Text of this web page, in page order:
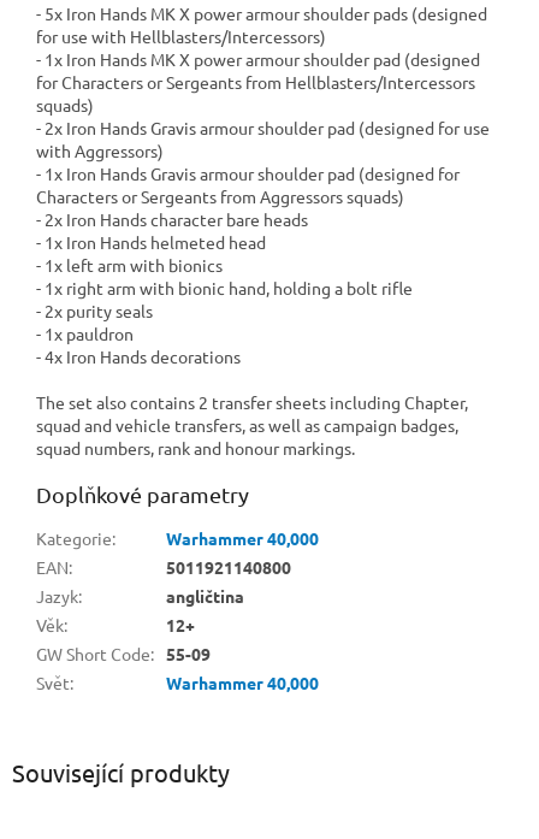
Související produkty
- 5x Iron Hands MK X power armour shoulder pads (designed
for use with Hellblasters/Intercessors)
- 1x Iron Hands MK X power armour shoulder pad (designed
for Characters or Sergeants from Hellblasters/Intercessors
squads)
- 2x Iron Hands Gravis armour shoulder pad (designed for use
with Aggressors)
- 1x Iron Hands Gravis armour shoulder pad (designed for
Characters or Sergeants from Aggressors squads)
- 2x Iron Hands character bare heads
- 1x Iron Hands helmeted head
- 1x left arm with bionics
- 1x right arm with bionic hand, holding a bolt rifle
- 2x purity seals
- 1x pauldron
- 4x Iron Hands decorations
The set also contains 2 transfer sheets including Chapter,
squad and vehicle transfers, as well as campaign badges,
squad numbers, rank and honour markings.
Doplňkové parametry
Kategorie:
Warhammer 40,000
EAN:
5011921140800
Jazyk:
angličtina
Věk:
12+
GW Short Code: 55-09
Svět: Warhammer 40,000